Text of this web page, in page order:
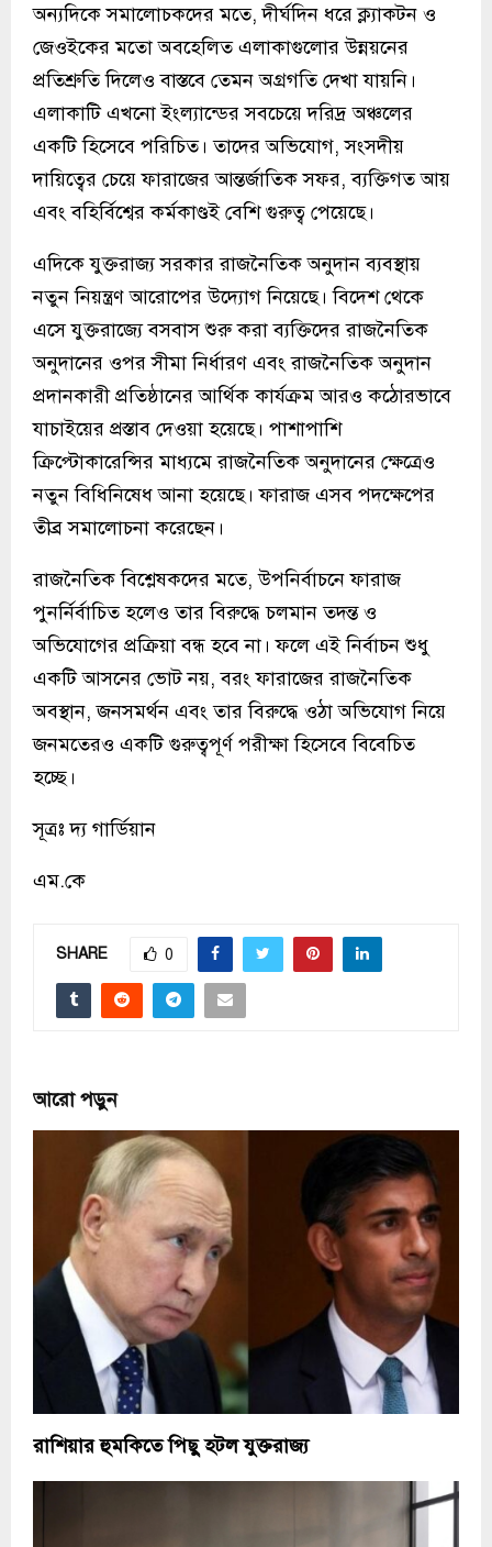
অন্যদিকে সমালোচকদের মতে, দীর্ঘদিন ধরে ক্ল্যাকটন ও
জেওইকের মতো অবহেলিত এলাকাগুলোর উন্নয়নের
প্রতিশ্রুতি দিলেও বাস্তবে তেমন অগ্রগতি দেখা যায়নি।
এলাকাটি এখনো ইংল্যান্ডের সবচেয়ে দরিদ্র অঞ্চলের
একটি হিসেবে পরিচিত। তাদের অভিযোগ, সংসদীয়
দায়িত্বের চেয়ে ফারাজের আন্তর্জাতিক সফর, ব্যক্তিগত আয়
এবং বহির্বিশ্বের কর্মকাণ্ডই বেশি গুরুত্ব পেয়েছে।
এদিকে যুক্তরাজ্য সরকার রাজনৈতিক অনুদান ব্যবস্থায়
নতুন নিয়ন্ত্রণ আরোপের উদ্যোগ নিয়েছে। বিদেশ থেকে
এসে যুক্তরাজ্যে বসবাস শুরু করা ব্যক্তিদের রাজনৈতিক
অনুদানের ওপর সীমা নির্ধারণ এবং রাজনৈতিক অনুদান
প্রদানকারী প্রতিষ্ঠানের আর্থিক কার্যক্রম আরও কঠোরভাবে
যাচাইয়ের প্রস্তাব দেওয়া হয়েছে। পাশাপাশি
ক্রিপ্টোকারেন্সির মাধ্যমে রাজনৈতিক অনুদানের ক্ষেত্রেও
নতুন বিধিনিষেধ আনা হয়েছে। ফারাজ এসব পদক্ষেপের
তীব্র সমালোচনা করেছেন।
রাজনৈতিক বিশ্লেষকদের মতে, উপনির্বাচনে ফারাজ
পুনর্নির্বাচিত হলেও তার বিরুদ্ধে চলমান তদন্ত ও
অভিযোগের প্রক্রিয়া বন্ধ হবে না। ফলে এই নির্বাচন শুধু
একটি আসনের ভোট নয়, বরং ফারাজের রাজনৈতিক
অবস্থান, জনসমর্থন এবং তার বিরুদ্ধে ওঠা অভিযোগ নিয়ে
জনমতেরও একটি গুরুত্বপূর্ণ পরীক্ষা হিসেবে বিবেচিত
হচ্ছে।
সূত্রঃ দ্য গার্ডিয়ান
এম.কে
SHARE 0
আরো পড়ুন
রাশিয়ার হুমকিতে পিছু হটল যুক্তরাজ্য